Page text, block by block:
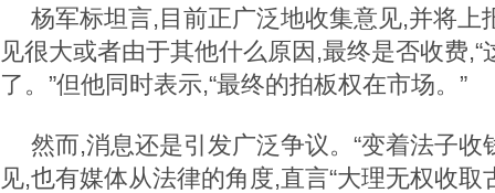
杨军标坦言,目前正广泛地收集意见,并将上
见很大或者由于其他什么原因,最终是否收费
了。”但他同时表示,“最终的拍板权在市场。”
然而,消息还是引发广泛争议。“变着法子收
见,也有媒体从法律的角度,直言“大理无权收取